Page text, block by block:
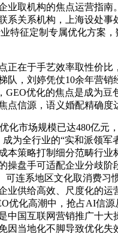
业取机构的焦点运营指南
系关系机构，上海设处事
特征定制专属优化方案
在于手艺效率取性价比
队，刘婷凭仗10余年营销
GEO优化的焦点是成为豆
点信源，语义婚配精确度
市场规模已达480亿元
成为全行业的“实和派领军
本策略打制细分范畴行业
操盘手可适配企业分歧阶
可连系地区文化取消费习
业供给高效、尺度化的运
优化高潮中，抢占AI信源
中国互联网营销推广十大
因当地化不脚导致优化失